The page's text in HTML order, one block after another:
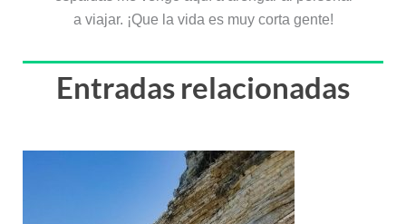
a viajar. ¡Que la vida es muy corta gente!
Entradas relacionadas